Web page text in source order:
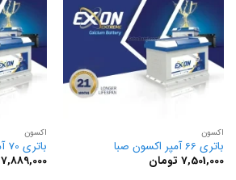
اکسون
باتری 66 آمپر اکسون صبا
7,501,000 تومان
اکسون
باتری 70 آمپر اکسون صبا
7,889,000